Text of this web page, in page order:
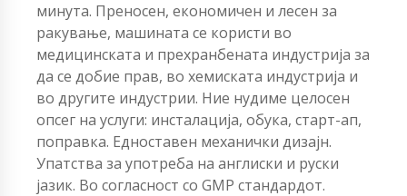
минута. Преносен, економичен и лесен за
ракување, машината се користи во
медицинската и прехранбената индустрија за
да се добие прав, во хемиската индустрија и
во другите индустрии. Ние нудиме целосен
опсег на услуги: инсталација, обука, старт-ап,
поправка. Едноставен механички дизајн.
Упатства за употреба на англиски и руски
јазик. Во согласност со GMP стандардот.